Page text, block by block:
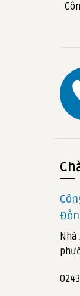
Nhà